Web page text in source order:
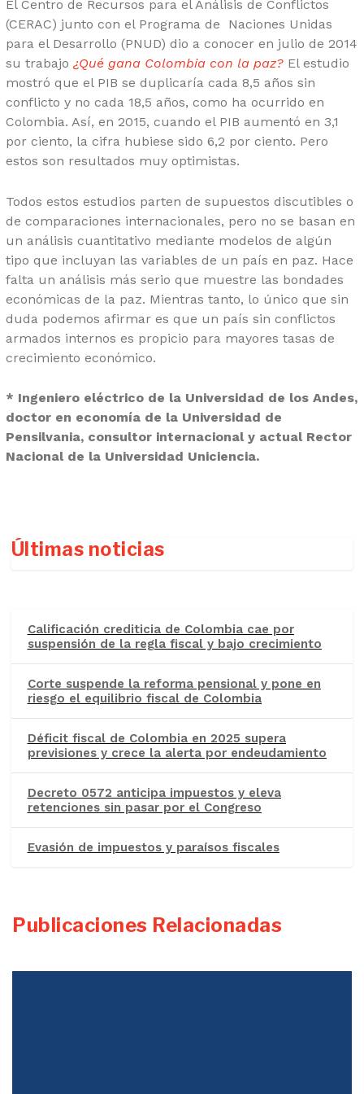
El Centro de Recursos para el Análisis de Conflictos
(CERAC) junto con el Programa de Naciones Unidas
para el Desarrollo (PNUD) dio a conocer en julio de 2014
su trabajo ¿Qué gana Colombia con la paz?El estudio
mostró que el PIB se duplicaría cada 8,5 años sin
conflicto y no cada 18,5 años, como ha ocurrido en
Colombia. Así, en 2015, cuando el PIB aumentó en 3,1
por ciento, la cifra hubiese sido 6,2 por ciento. Pero
estos son resultados muy optimistas.
Todos estos estudios parten de supuestos discutibles o
de comparaciones internacionales, pero no se basan en
un análisis cuantitativo mediante modelos de algún
tipo que incluyan las variables de un país en paz. Hace
falta un análisis más serio que muestre las bondades
económicas de la paz. Mientras tanto, lo único que sin
duda podemos afirmar es que un país sin conflictos
armados internos es propicio para mayores tasas de
crecimiento económico.
* Ingeniero eléctrico de la Universidad de los Andes,
doctor en economía de la Universidad de
Pensilvania, consultor internacional y actual Rector
Nacional de la Universidad Uniciencia.
Últimas noticias
Calificación crediticia de Colombia cae por
suspensión de la regla fiscal y bajo crecimiento
Corte suspende la reforma pensional y pone en
riesgo el equilibrio fiscal de Colombia
Déficit fiscal de Colombia en 2025 supera
previsiones y crece la alerta por endeudamiento
Decreto 0572 anticipa impuestos y eleva
retenciones sin pasar por el Congreso
Evasión de impuestos y paraísos fiscales
Publicaciones Relacionadas